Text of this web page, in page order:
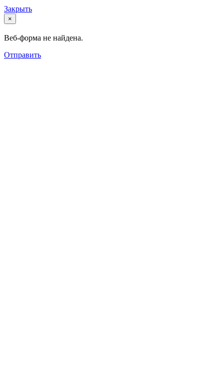
Закрыть
×
Веб-форма не найдена.
Отправить